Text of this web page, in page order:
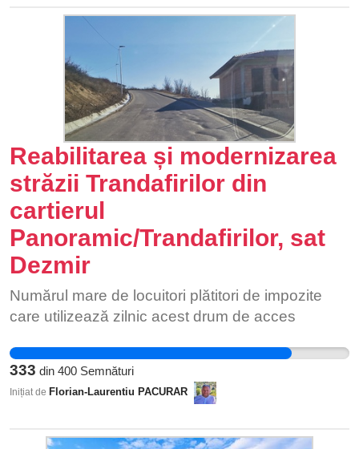
susținerea dezvoltării economice și a calității
vieții. Acces la fonduri: Statutul de oraș va
permite accesarea de fonduri europene și
guvernamentale pentru proiecte de infrastructură
și servicii publice. Autonomie administrativă: Un
oraș are mai multă independență în luarea
deciziilor și gestionarea proiectelor de interes
local.
Reabilitarea și modernizarea
străzii Trandafirilor din
cartierul
Panoramic/Trandafirilor, sat
Dezmir
Numărul mare de locuitori plătitori de impozite
care utilizează zilnic acest drum de acces
333 din 400 Semnături
Inițiat de Florian-Laurentiu PACURAR